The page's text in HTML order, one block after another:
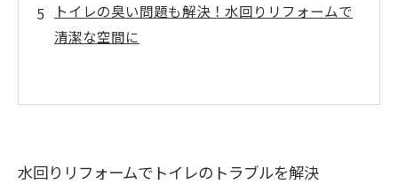
トイレの臭い問題も解決！水回りリフォームで
清潔な空間に
水回りリフォームでトイレのトラブルを解決